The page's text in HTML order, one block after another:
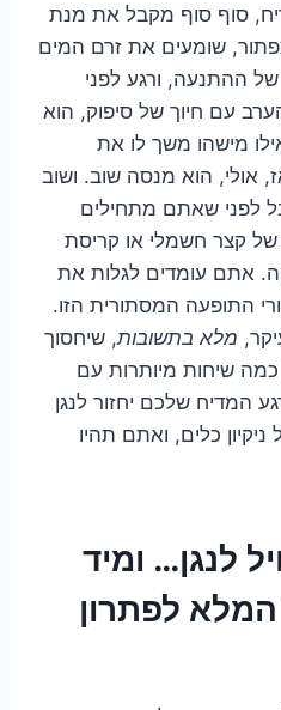
סוף סוף מקבל את מנת
שומעים את זרם המים
ההתנעה, ורגע לפני
עם חיוך של סיפוק, הוא
מישהו משך לו את
אולי, הוא מנסה שוב. ושוב
לפני שאתם מתחילים
של קצר חשמלי או קריסת
אתם עומדים לגלות את
התופעה המסתורית הזו.
מלא בתשובות, שיחסוך
כמה שיחות מיותרות עם
המדיח שלכם יחזור לנגן
כלים, ואתם תהיו
לנגן… ומיד
לפתרון